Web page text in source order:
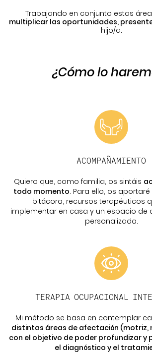
Trabajando en conjunto estas
multiplicar las oportunidades,
hijo/a.
¿Cómo lo
ACOMPAÑAMIENTO
Quiero que, como familia, os sintáis
todo momento. Para ello, os
bitácora, recursos terapéuticos
implementar en casa y un espacio de
personalizada.
TERAPIA OCUPACIONAL
Mi método se basa en contemplar
distintas áreas de afectación (motriz,
con el objetivo de poder profundizar y
el diagnóstico y el